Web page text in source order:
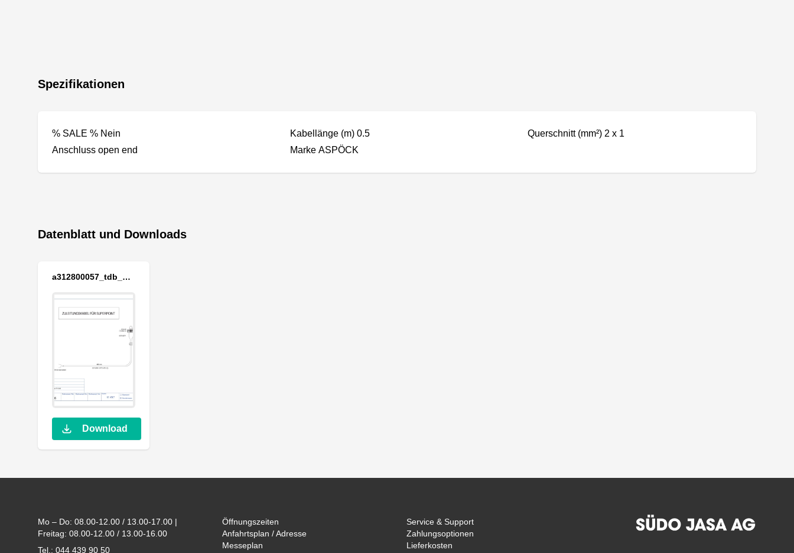
Spezifikationen
% SALE % Nein
Anschluss open end
Kabellänge (m) 0.5
Marke ASPÖCK
Querschnitt (mm²) 2 x 1
Datenblatt und Downloads
a312800057_tdb_d.pdf
Download
Mo – Do: 08.00-12.00 / 13.00-17.00 |
Freitag: 08.00-12.00 / 13.00-16.00
Tel.: 044 439 90 50
Öffnungszeiten
Anfahrtsplan / Adresse
Messeplan
Service & Support
Zahlungsoptionen
Lieferkosten